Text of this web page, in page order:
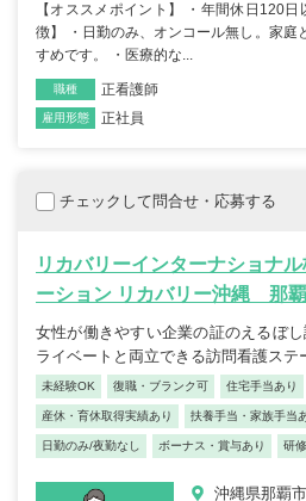
【オススメポイント】 ・年間休日120
徴】 ・日勤のみ、オンコール無し。家庭
すめです。 ・医療的な...
職種 正看護師
雇用形態 正社員
チェックして問合せ・応募する
リカバリーインターナショナ
ーション リカバリー沖縄 那
女性が働きやすい企業の証のえるぼ
ライベートと両立できる訪問看護ステ
未経験OK 復職・ブランク可 住宅手当あり
産休・育休取得実績あり 扶養手当・家族手当
日勤のみ/夜勤なし ボーナス・賞与あり 研
沖縄県那覇